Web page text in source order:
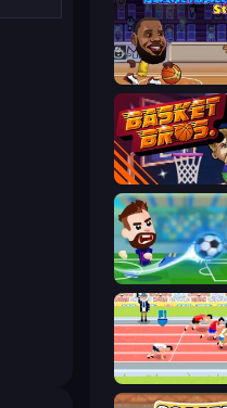
Basketball Stars
BasketBros
Sports Hero